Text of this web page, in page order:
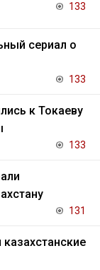
133
сериал о
133
к Токаеву
133
131